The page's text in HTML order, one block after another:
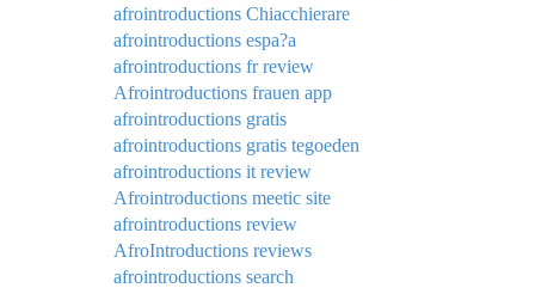
afrointroductions Chiacchierare
afrointroductions espa?a
afrointroductions fr review
Afrointroductions frauen app
afrointroductions gratis
afrointroductions gratis tegoeden
afrointroductions it review
Afrointroductions meetic site
afrointroductions review
AfroIntroductions reviews
afrointroductions search